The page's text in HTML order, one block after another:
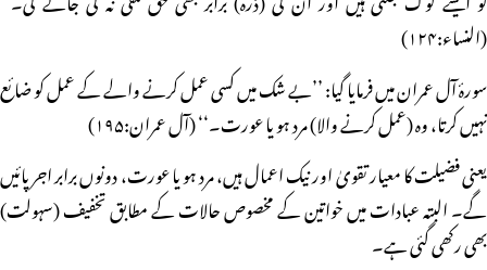
(النساء:۱۲۴)
سورۂ آل عمران میں فرمایا گیا: ’’بے شک میں کسی عمل کرنے والے کے عمل کو ضائع
نہیں کرتا، وہ (عمل کرنے والا) مرد ہو یا عورت۔‘‘ (آل عمران:۱۹۵)
یعنی فضیلت کا معیار تقویٰ اور نیک اعمال ہیں، مرد ہو یا عورت، دونوں برابر اجر پائیں
گے۔ البتہ عبادات میں خواتین کے مخصوص حالات کے مطابق تخفیف (سہولت)
بھی رکھی گئی ہے۔